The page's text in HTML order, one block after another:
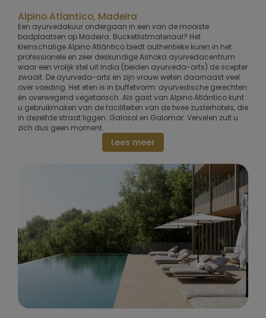
Alpino Atlantico, Madeira
Een ayurvedakuur ondergaan in een van de mooiste
badplaatsen op Madeira. Bucketlistmateriaal? Het
kleinschalige Alpino Atlântico biedt authentieke kuren in het
professionele en zeer deskundige Ashoka ayurvedacentrum
waar een vrolijk stel uit India (beiden ayurveda-arts) de scepter
zwaait. De ayurveda-arts en zijn vrouw weten daarnaast veel
over voeding. Het eten is in buffetvorm: ayurvedische gerechten
én overwegend vegetarisch. Als gast van Alpino Atlántico kunt
u gebruikmaken van de faciliteiten van de twee zusterhotels, die
in dezelfde straat liggen: Galosol en Galomar. Vervelen zult u
zich dus geen moment.
Lees meer